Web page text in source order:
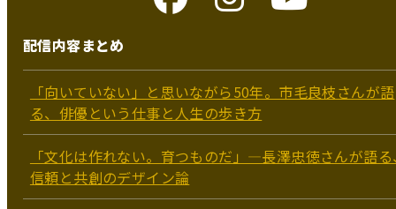
配信内容まとめ
「向いていない」と思いながら50年。市毛良枝さんが語
る、俳優という仕事と人生の歩き方
「文化は作れない。育つものだ」―長澤忠徳さんが語
信頼と共創のデザイン論